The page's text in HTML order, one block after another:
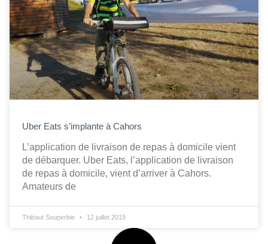
Uber Eats s’implante à Cahors
L’application de livraison de repas à domicile vient
de débarquer. Uber Eats, l’application de livraison
de repas à domicile, vient d’arriver à Cahors.
Amateurs de
Thibaut Souperbie 12 juillet 2019